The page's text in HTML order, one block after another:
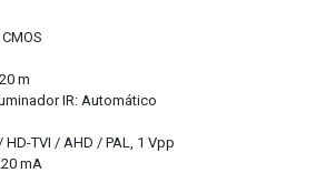
m
IR: Automático
TVI / AHD / PAL, 1 Vpp
mA